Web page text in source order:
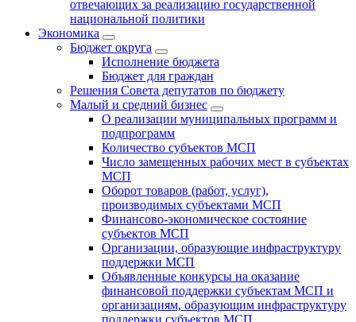
отвечающих за реализацию государственной
национальной политики
Экономика
Бюджет округa
Исполнение бюджета
Бюджет для граждан
Решения Совета депутатов по бюджету
Малый и средний бизнес
О реализации муниципальных программ и
подпрограмм
Количество субъектов МСП
Число замещенных рабочих мест в субъектах
МСП
Оборот товаров (работ, услуг),
производимых субъектами МСП
Финансово-экономическое состояние
субъектов МСП
Организации, образующие инфраструктуру
поддержки МСП
Объявленные конкурсы на оказание
финансовой поддержки субъектам МСП и
организациям, образующим инфраструктуру
поддержки субъектов МСП